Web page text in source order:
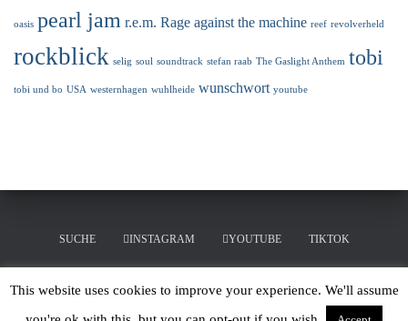
oasis pearl jam r.e.m. Rage against the machine reef revolverheld
rockblick selig soul soundtrack stefan raab The Gaslight Anthem tobi
tobi und bo USA westernhagen wuhlheide wunschwort youtube
SUCHE INSTAGRAM YOUTUBE TIKTOK
LINKEDIN MERCHANDISING
This website uses cookies to improve your experience. We'll assume